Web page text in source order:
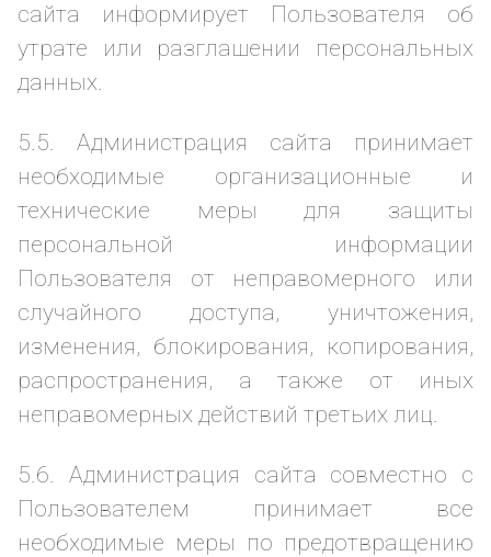
сайта информирует Пользователя об
утрате или разглашении персональных
данных.
5.5. Администрация сайта принимает
необходимые организационные и
технические меры для защиты
персональной информации
Пользователя от неправомерного или
случайного доступа, уничтожения,
изменения, блокирования, копирования,
распространения, а также от иных
неправомерных действий третьих лиц.
5.6. Администрация сайта совместно с
Пользователем принимает все
необходимые меры по предотвращению